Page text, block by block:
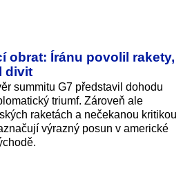
obrat: Íránu povolil rakety,
divit
summitu G7 představil dohodu
triumf. Zároveň ale
raketách a nečekanou kritikou
výrazný posun v americké